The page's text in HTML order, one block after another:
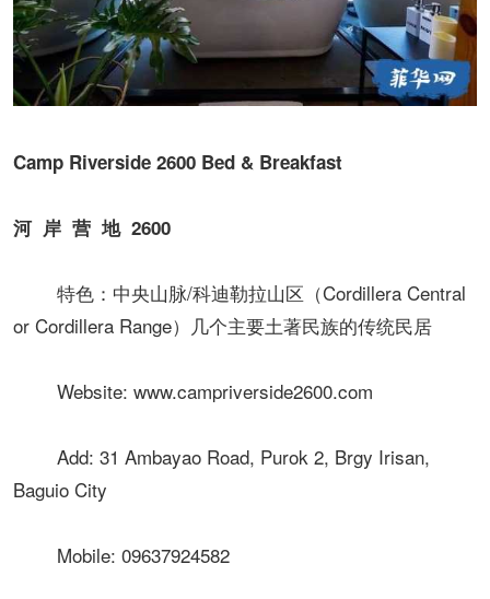
Camp Riverside 2600 Bed & Breakfast
河 岸 营 地 2600
特色：中央山脉/科迪勒拉山区（Cordillera Central
or Cordillera Range）几个主要土著民族的传统民居
Website: www.campriverside2600.com
Add: 31 Ambayao Road, Purok 2, Brgy Irisan,
Baguio City
Mobile: 09637924582